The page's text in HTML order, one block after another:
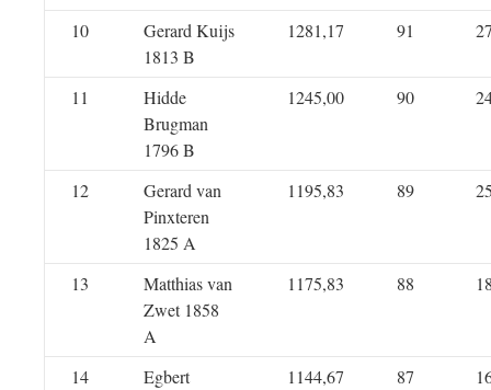
10
Gerard Kuijs
1813 B
1281,17 91
11
Hidde
Brugman
1796 B
1245,00 90
12
Gerard van
Pinxteren
1825 A
1195,83 89
13
Matthias van
Zwet 1858
A
1175,83 88
14
Egbert
1144,67 87